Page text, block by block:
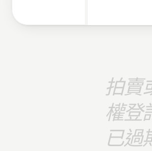
拍賣
權登
已過